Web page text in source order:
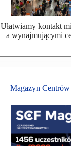
Ułatwiamy kontakt
a wynajmującymi
Magazyn